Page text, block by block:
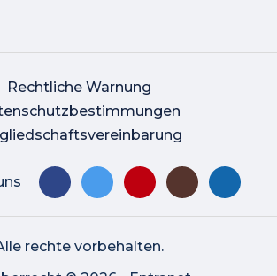
Rechtliche Warnung
rechte vorbehalten.